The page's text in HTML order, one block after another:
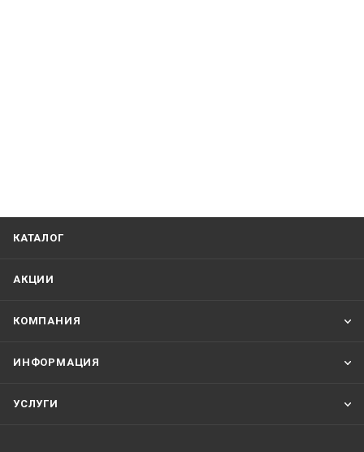
КАТАЛОГ
АКЦИИ
КОМПАНИЯ
ИНФОРМАЦИЯ
УСЛУГИ